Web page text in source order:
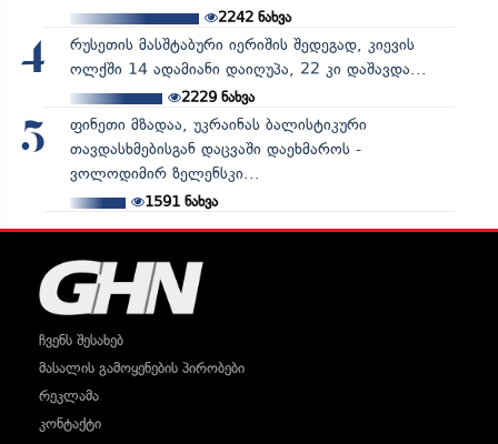
2242ნახვა
4
რუსეთის მასშტაბური იერიშის შედეგად, კიევის
ოლქში 14 ადამიანი დაიღუპა, 22 კი დაშავდა...
2229ნახვა
5
ფინეთი მზადაა, უკრაინას ბალისტიკური
თავდასხმებისგან დაცვაში დაეხმაროს -
ვოლოდიმირ ზელენსკი...
1591ნახვა
ჩვენს შესახებ
მასალის გამოყენების პირობები
რეკლამა
კონტაქტი